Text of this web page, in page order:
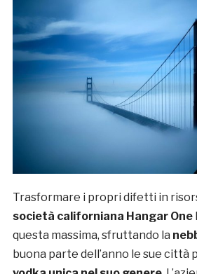
Trasformare i propri difetti in
società californiana Hangar One
questa massima, sfruttando la
buona parte dell’anno le sue città